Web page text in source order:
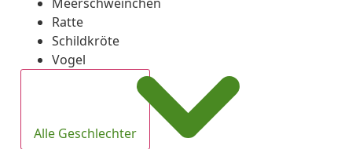
Ratte
Schildkröte
Vogel
Alle Geschlechter